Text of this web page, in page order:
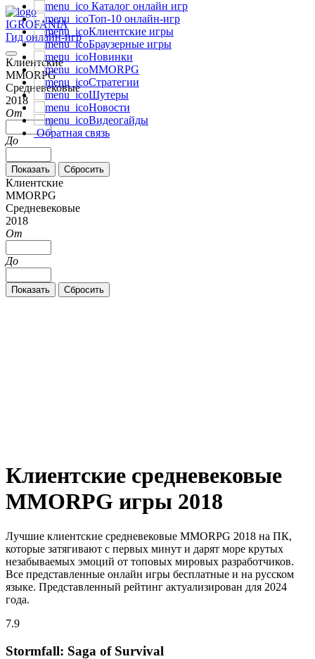
IGROFANIA
Гид онлайн-игр
Клиентские
MMORPG
Средневековые
2018
От
До
Клиентские
MMORPG
Средневековые
2018
От
До
Каталог онлайн игр
Топ-10 онлайн-игр
Клиентские игры
Браузерные игры
Новинки
MMORPG
Стратегии
Шутеры
Новости
Видеогайды
Обратная связь
Клиентские средневековые
MMORPG игры 2018
Лучшие клиентские средневековые MMORPG 2018 на ПК,
которые затягивают с первых минут и дарят море крутых
незабываемых эмоций от топовых мировых разработчиков.
Все представленные онлайн игры бесплатные и на русском
языке. Представленный рейтинг актуализирован для 2024
года.
7.9
Stormfall: Saga of Survival